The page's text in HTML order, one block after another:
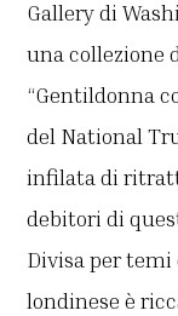
Gallery di
una collezione
“Gentildonna
del National
infilata di
debitori di
Divisa per temi
londinese è